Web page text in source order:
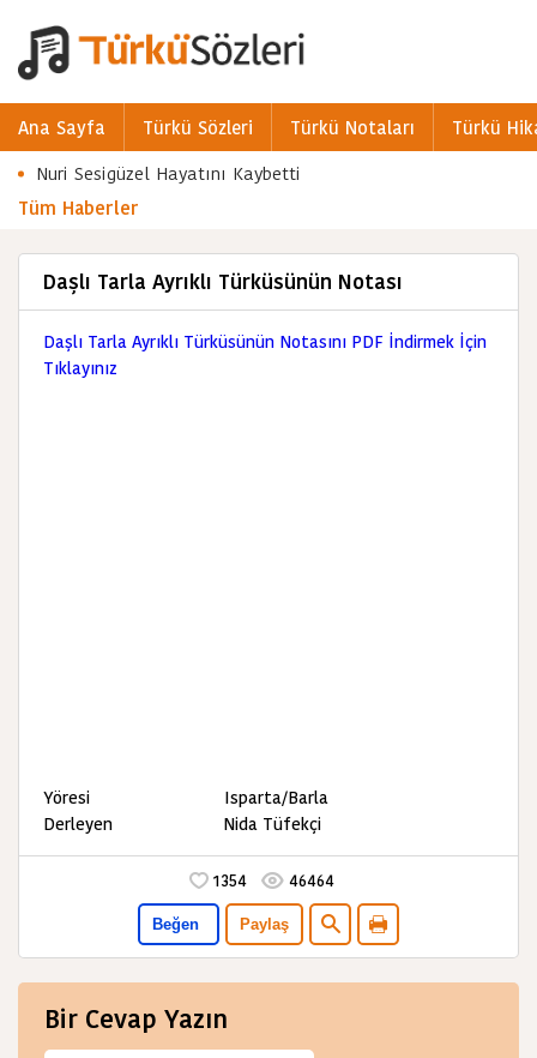
Ana Sayfa Türkü Sözleri Türkü Notaları
Türkü
Nuri Sesigüzel Hayatını Kaybetti
Tüm Haberler
Daşlı Tarla Ayrıklı Türküsünün Notası
Daşlı Tarla Ayrıklı Türküsünün Notasını PDF İndirmek İçin
Tıklayınız
Yöresi Isparta/Barla
Derleyen Nida Tüfekçi
1354 46464
Beğen Paylaş
Bir Cevap Yazın